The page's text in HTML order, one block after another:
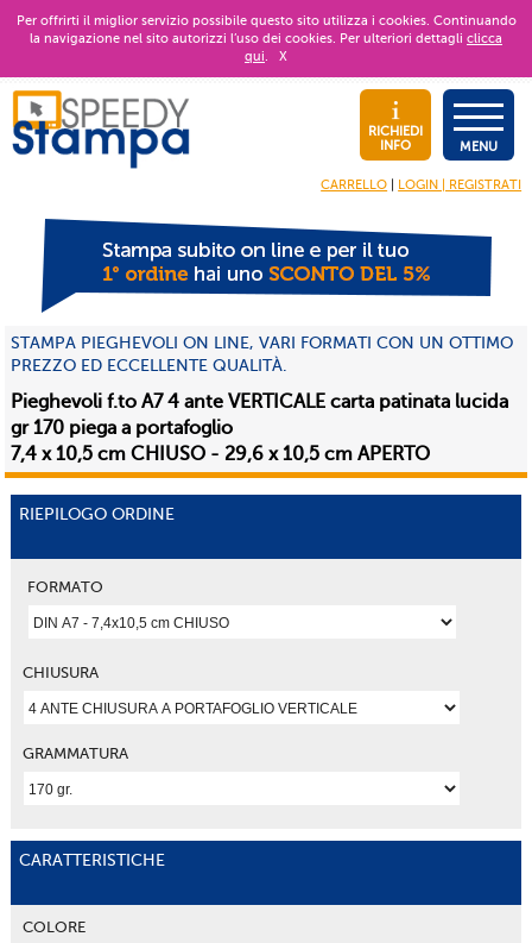
Per offrirti il miglior servizio possibile questo sito utilizza i cookies. Continuando
la navigazione nel sito autorizzi l’uso dei cookies. Per ulteriori dettagli clicca
qui. X
RICHIEDI
INFO
MENU
CARRELLO LOGIN | REGISTRATI
STAMPA PIEGHEVOLI ON LINE, VARI FORMATI CON UN OTTIMO
PREZZO ED ECCELLENTE QUALITÀ.
Pieghevoli f.to A7 4 ante VERTICALE carta patinata lucida
gr 170 piega a portafoglio
7,4 x 10,5 cm CHIUSO - 29,6 x 10,5 cm APERTO
RIEPILOGO ORDINE
FORMATO
CHIUSURA
GRAMMATURA
CARATTERISTICHE
COLORE